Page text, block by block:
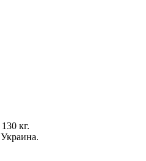
130 кг.
Украина.